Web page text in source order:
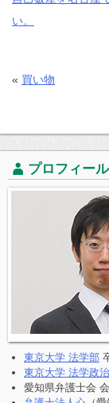
い。
« 買い物
プロフィール
東京大学 法学部
東京大学 法学政
愛知県弁護士会